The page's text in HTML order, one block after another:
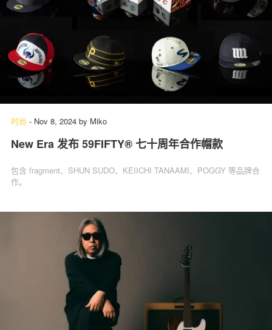
时尚 - Nov 8, 2024 by Miko
New Era 发布 59FIFTY® 七十周年合作帽款
包含 fragment、SHUN SUDO、KEIICHI TANAAMI、POGGY 等品牌合
作。